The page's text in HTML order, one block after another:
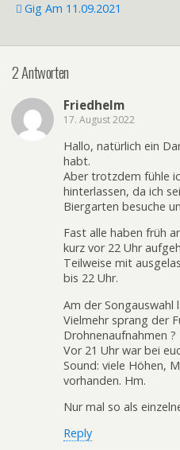
Gig Am 11.09.2021
2 Antworten
Friedhelm
17. August 2022
Hallo, natürlich ein
habt.
Aber trotzdem fühle
hinterlassen, da ich
Biergarten besuche
Fast alle haben früh
kurz vor 22 Uhr
Teilweise mit
bis 22 Uhr.
Am der Songauswahl
Vielmehr sprang der
Drohnenaufnahmen ?
Vor 21 Uhr war bei
Sound: viele Höhen,
vorhanden. Hm.
Nur mal so als
Reply